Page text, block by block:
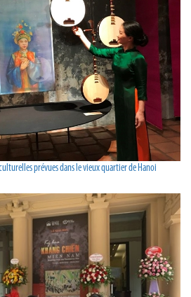
prévues dans le vieux quartier de Hanoi